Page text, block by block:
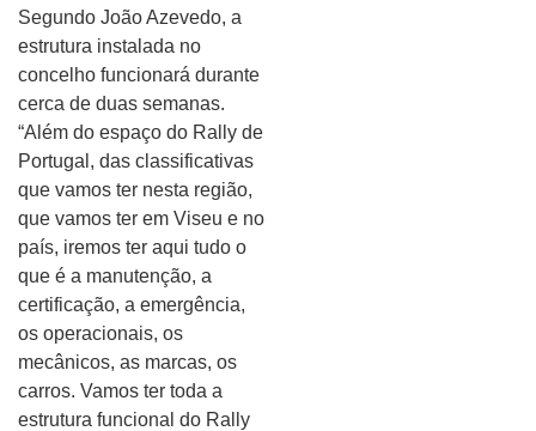
Segundo João Azevedo, a
estrutura instalada no
concelho funcionará durante
cerca de duas semanas.
“Além do espaço do Rally de
Portugal, das classificativas
que vamos ter nesta região,
que vamos ter em Viseu e no
país, iremos ter aqui tudo o
que é a manutenção, a
certificação, a emergência,
os operacionais, os
mecânicos, as marcas, os
carros. Vamos ter toda a
estrutura funcional do Rally